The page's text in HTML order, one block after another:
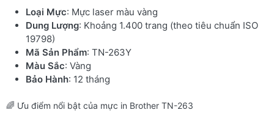
Loại Mực: Mực laser màu vàng
Dung Lượng: Khoảng 1.400 trang (theo tiêu chuẩn ISO
19798)
Mã Sản Phẩm: TN-263Y
Màu Sắc: Vàng
Bảo Hành: 12 tháng
🌈 Ưu điểm nổi bật của mực in Brother TN-263